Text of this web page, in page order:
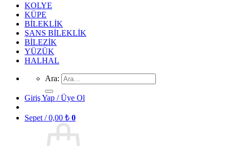
KOLYE
KÜPE
BİLEKLİK
ŞANS BİLEKLİK
BİLEZİK
YÜZÜK
HALHAL
Ara:
Giriş Yap / Üye Ol
Sepet /0,00 ₺ 0